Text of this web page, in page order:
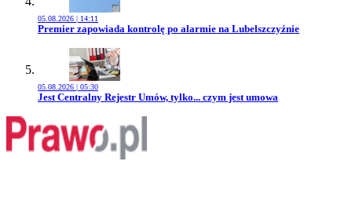
05.08.2026 | 14:11
Przejdź do artykułu:
Premier zapowiada kontrolę po alarmie na Lubelszczyźnie
05.08.2026 | 05:30
Przejdź do artykułu:
Jest Centralny Rejestr Umów, tylko... czym jest umowa